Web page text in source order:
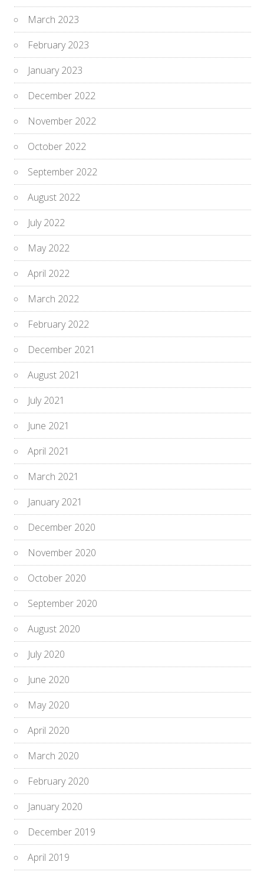
March 2023
February 2023
January 2023
December 2022
November 2022
October 2022
September 2022
August 2022
July 2022
May 2022
April 2022
March 2022
February 2022
December 2021
August 2021
July 2021
June 2021
April 2021
March 2021
January 2021
December 2020
November 2020
October 2020
September 2020
August 2020
July 2020
June 2020
May 2020
April 2020
March 2020
February 2020
January 2020
December 2019
April 2019